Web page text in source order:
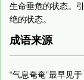
生命垂危的状态。
绝的状态。
成语来源
“气息奄奄”最早见